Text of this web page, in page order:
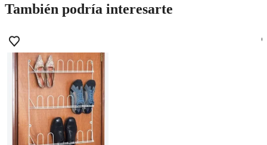
También podría interesarte